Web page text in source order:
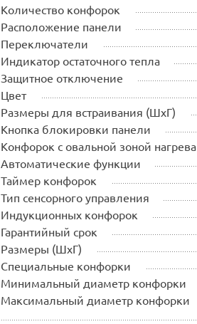
Количество конфорок
Расположение панели
Переключатели
Индикатор остаточного тепла
Защитное отключение
Цвет
Размеры для встраивания (ШхГ)
Кнопка блокировки панели
Конфорок с овальной зоной нагрева
Автоматические функции
Таймер конфорок
Тип сенсорного управления
Индукционных конфорок
Гарантийный срок
Размеры (ШхГ)
Специальные конфорки
Минимальный диаметр конфорки
Максимальный диаметр конфорки